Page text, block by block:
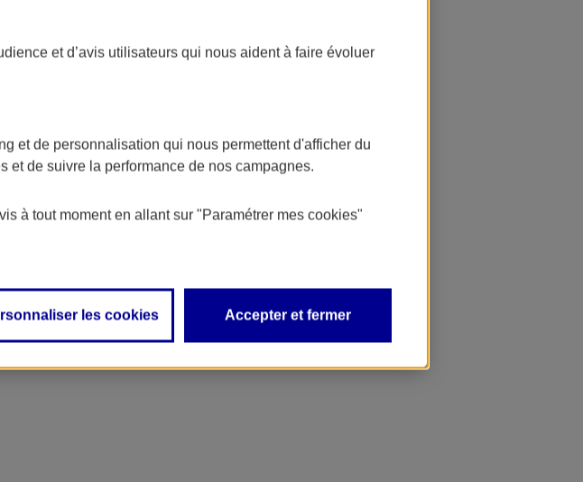
et d’avis utilisateurs qui nous aident à faire évoluer
et de personnalisation qui nous permettent d'afficher du
et de suivre la performance de nos campagnes.
à tout moment en allant sur "Paramétrer mes cookies"
les cookies Accepter et fermer